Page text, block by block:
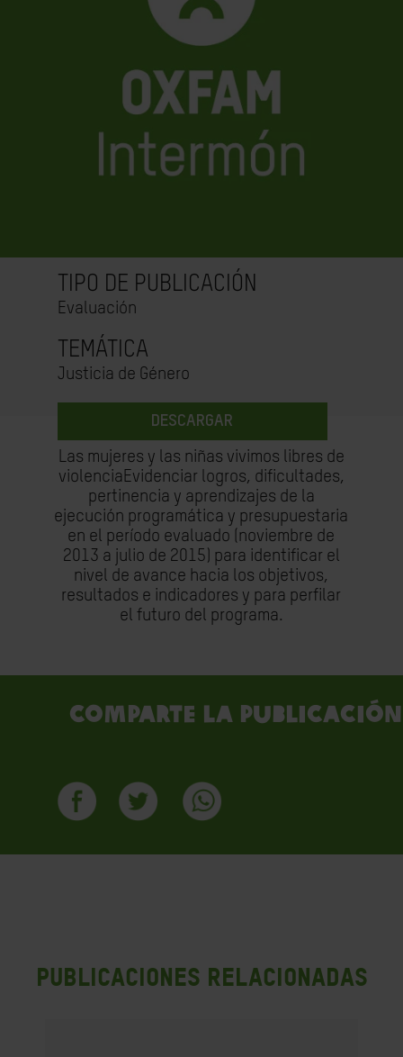
TIPO DE PUBLICACIÓN
Evaluación
TEMÁTICA
Justicia de Género
DESCARGAR
Las mujeres y las niñas vivimos libres de
violenciaEvidenciar logros, dificultades,
pertinencia y aprendizajes de la
ejecución programática y presupuestaria
en el período evaluado (noviembre de
2013 a julio de 2015) para identificar el
nivel de avance hacia los objetivos,
resultados e indicadores y para perfilar
el futuro del programa.
Comparte la publicación
PUBLICACIONES RELACIONADAS